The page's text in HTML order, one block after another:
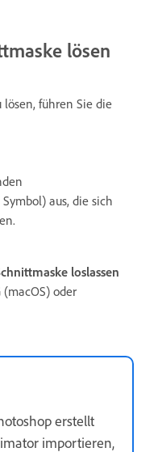
lösen
lösen, führen Sie die
aus, die sich
loslassen
oder
erstellt
importieren,